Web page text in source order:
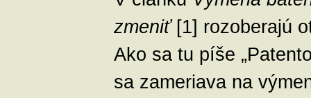
zmeniť[1] rozoberajú
Ako sa tu píše
sa zameriava na